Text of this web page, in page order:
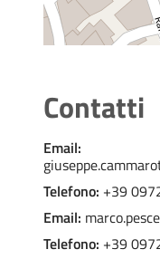
Contatti
Email:
Telefono: +39
Email:
Telefono: +39